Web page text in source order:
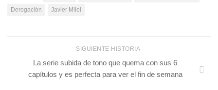
Derogación
Javier Milei
SIGUIENTE HISTORIA
La serie subida de tono que quema con sus 6
capítulos y es perfecta para ver el fin de semana